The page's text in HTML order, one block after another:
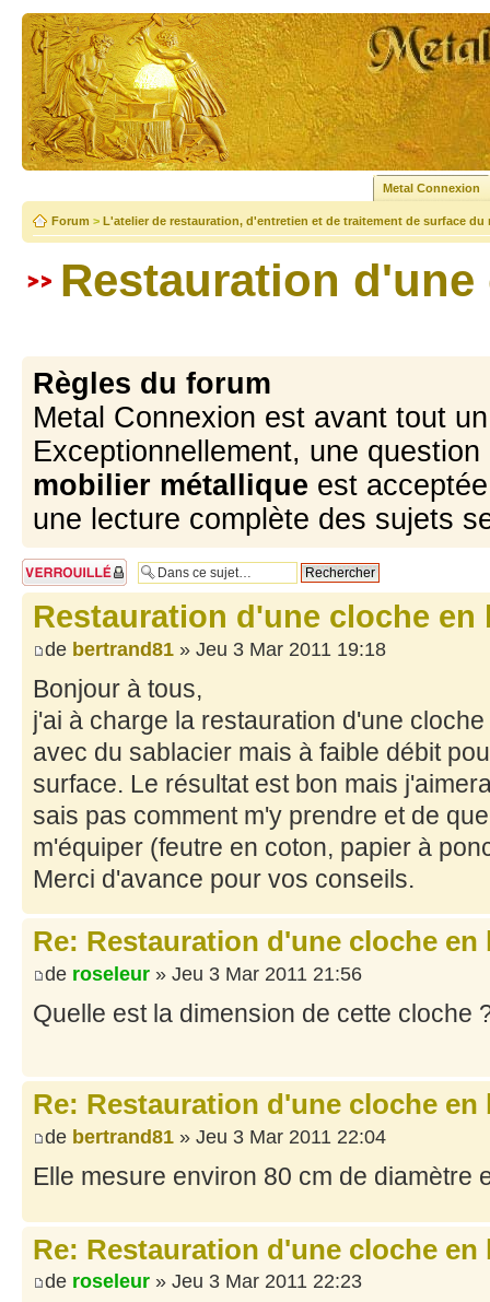
Metal Connexion
Forum > L'atelier de restauration, d'entretien et de traitement de surface du
Restauration
Règles du forum
Metal Connexion est avant tout
Exceptionnellement, une
mobilier métallique est
une lecture complète des sujets
Sujet verrouillé
Restauration d'une cloche en
de bertrand81 » Jeu 3 Mar 2011 19:18
Bonjour à tous,
j'ai à charge la restauration d'une
avec du sablacier mais à faible débit
surface. Le résultat est bon mais
sais pas comment m'y prendre et de
m'équiper (feutre en coton, papier à
Merci d'avance pour vos conseils.
Re: Restauration d'une cloche en
de roseleur » Jeu 3 Mar 2011 21:56
Quelle est la dimension de cette cloche
Re: Restauration d'une cloche en
de bertrand81 » Jeu 3 Mar 2011 22:04
Elle mesure environ 80 cm de diamètre
Re: Restauration d'une cloche en
de roseleur » Jeu 3 Mar 2011 22:23